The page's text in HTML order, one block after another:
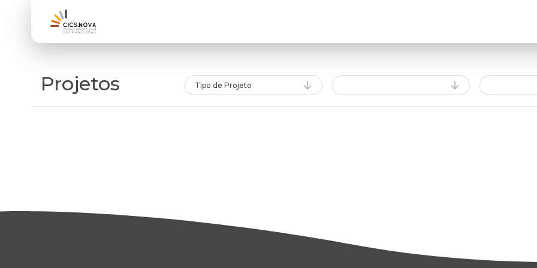
Projetos Tipo de Projeto